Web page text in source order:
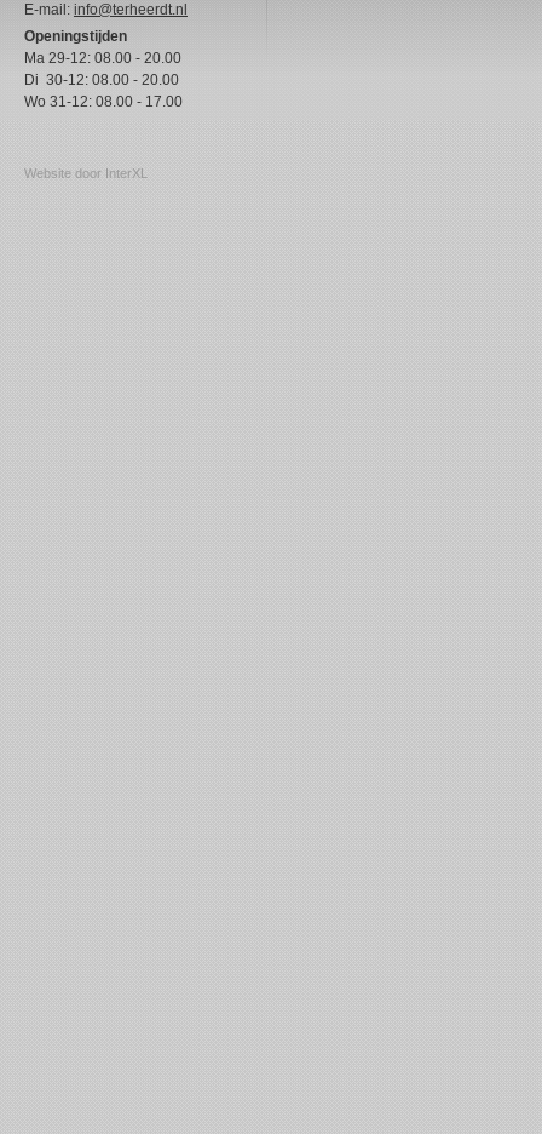
E-mail: info@terheerdt.nl
Openingstijden
Ma 29-12: 08.00 - 20.00
Di 30-12: 08.00 - 20.00
Wo 31-12: 08.00 - 17.00
Website door InterXL